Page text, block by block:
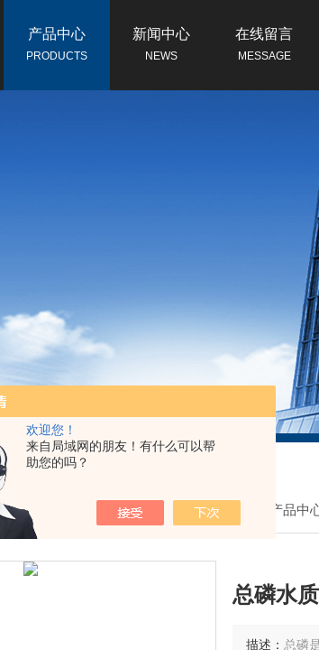
欢迎您！
来自局域网的朋友！有什么可以帮
助您的吗？
产品中心
PRODUCTS
新闻中心
NEWS
在线留言
MESSAGE
我的位置： 产品中
总磷水
描述： 总磷